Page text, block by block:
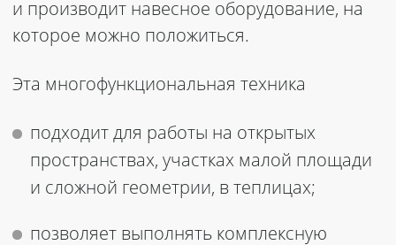
и производит навесное оборудование, на
которое можно положиться.
Эта многофункциональная техника
подходит для работы на открытых
пространствах, участках малой площади
и сложной геометрии, в теплицах;
позволяет выполнять комплексную